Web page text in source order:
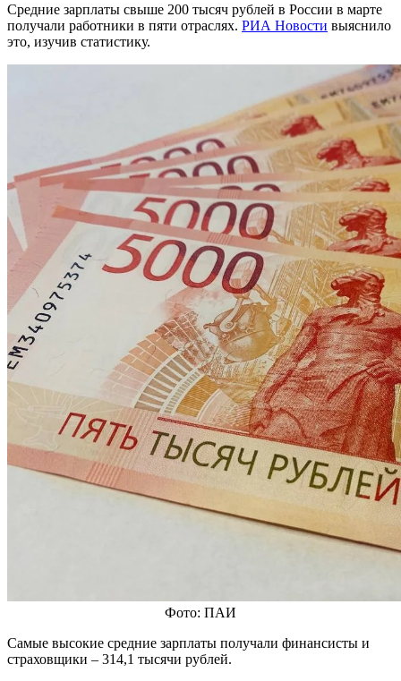
Средние зарплаты свыше 200 тысяч рублей в России в марте
получали работники в пяти отраслях. РИА Новости выяснило
это, изучив статистику.
Фото: ПАИ
Самые высокие средние зарплаты получали финансисты и
страховщики – 314,1 тысячи рублей.